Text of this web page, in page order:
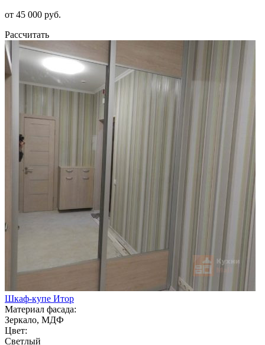
от 45 000 руб.
Рассчитать
Шкаф-купе Итор
Материал фасада:
Зеркало, МДФ
Цвет:
Светлый